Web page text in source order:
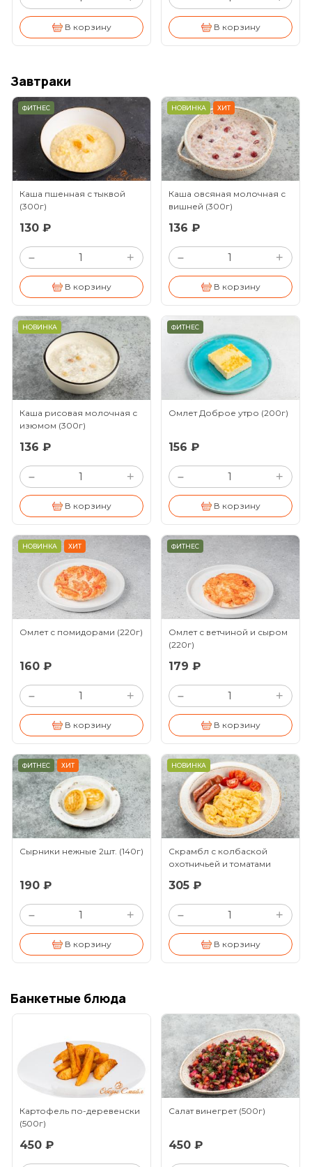
В корзину В корзину
Завтраки
ФИТНЕС
Каша пшенная с тыквой
(300г)
130 ₽
– +
В корзину
НОВИНКА ХИТ
Каша овсяная молочная с
вишней (300г)
136 ₽
– +
В корзину
НОВИНКА
Каша рисовая молочная с
изюмом (300г)
136 ₽
– +
В корзину
ФИТНЕС
Омлет Доброе утро (200г)
156 ₽
– +
В корзину
НОВИНКА ХИТ
Омлет с помидорами (220г)
160 ₽
– +
В корзину
ФИТНЕС
Омлет с ветчиной и сыром
(220г)
179 ₽
– +
В корзину
ФИТНЕС ХИТ
Сырники нежные 2шт. (140г)
190 ₽
– +
В корзину
НОВИНКА
Скрамбл с колбаской
охотничьей и томатами
305 ₽
– +
В корзину
Банкетные блюда
Картофель по-деревенски
(500г)
450 ₽
Салат винегрет (500г)
450 ₽